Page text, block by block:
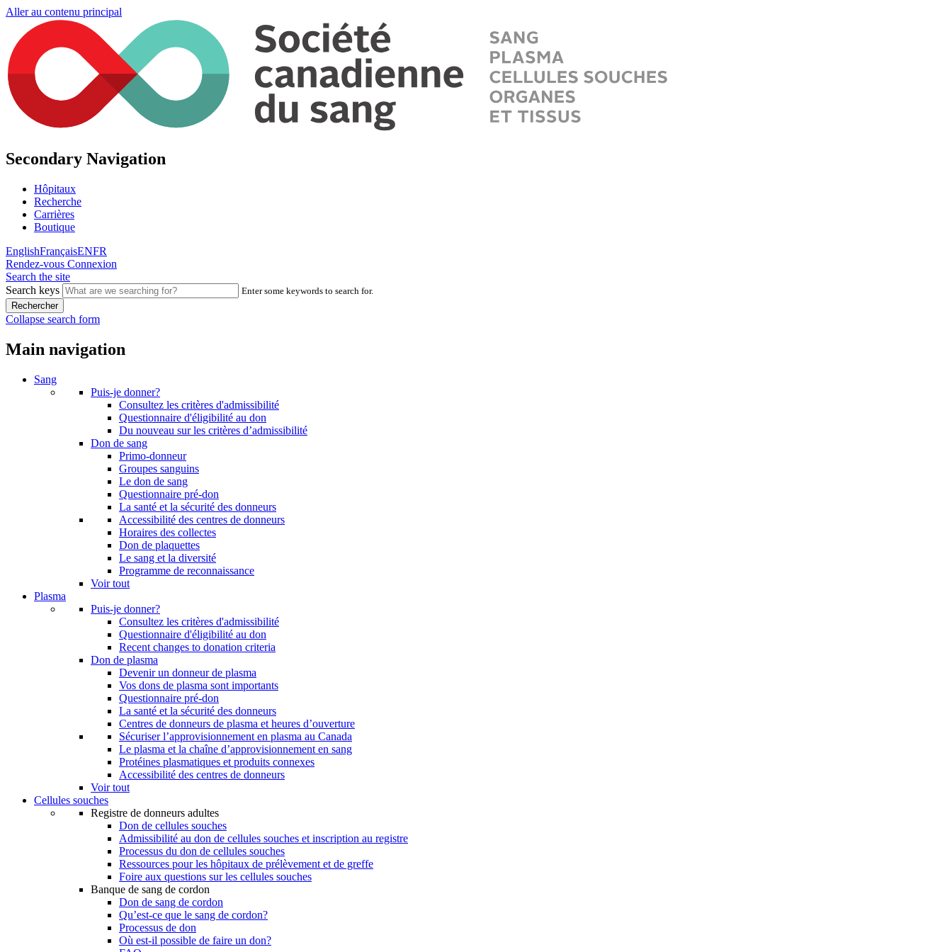
Aller au contenu principal
Secondary Navigation
Hôpitaux
Recherche
Carrières
Boutique
EnglishFrançaisENFR
Rendez-vous Connexion
Search the site
Search keys
Enter some keywords to search for.
Collapse search form
Main navigation
Sang
Puis-je donner?
Consultez les critères d'admissibilité
Questionnaire d'éligibilité au don
Du nouveau sur les critères d’admissibilité
Don de sang
Primo-donneur
Groupes sanguins
Le don de sang
Questionnaire pré-don
La santé et la sécurité des donneurs
Accessibilité des centres de donneurs
Horaires des collectes
Don de plaquettes
Le sang et la diversité
Programme de reconnaissance
Voir tout
Plasma
Puis-je donner?
Consultez les critères d'admissibilité
Questionnaire d'éligibilité au don
Recent changes to donation criteria
Don de plasma
Devenir un donneur de plasma
Vos dons de plasma sont importants
Questionnaire pré-don
La santé et la sécurité des donneurs
Centres de donneurs de plasma et heures d’ouverture
Sécuriser l’approvisionnement en plasma au Canada
Le plasma et la chaîne d’approvisionnement en sang
Protéines plasmatiques et produits connexes
Accessibilité des centres de donneurs
Voir tout
Cellules souches
Registre de donneurs adultes
Don de cellules souches
Admissibilité au don de cellules souches et inscription au registre
Processus du don de cellules souches
Ressources pour les hôpitaux de prélèvement et de greffe
Foire aux questions sur les cellules souches
Banque de sang de cordon
Don de sang de cordon
Qu’est-ce que le sang de cordon?
Processus de don
Où est-il possible de faire un don?